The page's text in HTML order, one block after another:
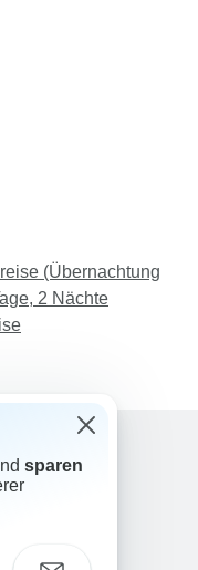
(Übernachtung
2 Nächte
sparen